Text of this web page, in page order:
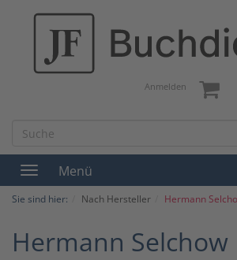
Anmelden
Toggle
navigation
Menü
Sie sind hier: Nach Hersteller Hermann
Hermann Selchow